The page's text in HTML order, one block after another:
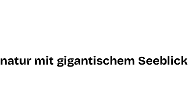
mit gigantischem Seeblick